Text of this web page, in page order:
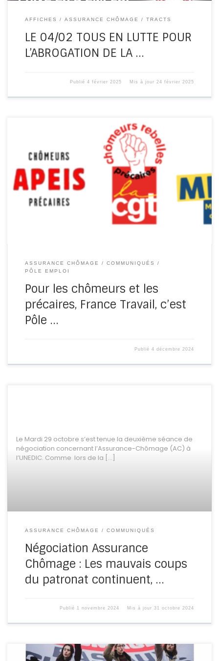
AFFICHES ASSURANCE CHÔMAGE TRACTS
LE 04/02 TOUS EN LUTTE POUR
L’ABROGATION DE LA …
Publié4 février 2025 Mis à jour 24 février 2025
Malgré les magouilles de chiffres et en dépit des
radiations et des conditions d’accès dégradées, le
nombre d’inscrits à France […]
ASSURANCE CHÔMAGE
COMMUNIQUÉS
PÔLE EMPLOI
Pour les chômeurs et les
précaires, France Travail, c’est
Pôle …
Publié4 décembre 2024
Le Mardi 29 octobre s’est tenue la deuxième séance de
négociation concernant l’Assurance-Chômage (AC) à
l’UNEDIC. Comme lors de la […]
ASSURANCE CHÔMAGE COMMUNIQUÉS
Négociation Assurance
Chômage : Les mauvais coups
du patronat continuent, …
Publié 1 novembre 2024 Mis à jour31 octobre 2024